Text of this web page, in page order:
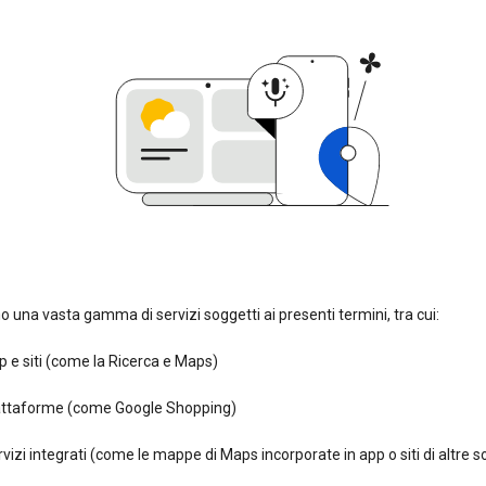
una vasta gamma di servizi soggetti ai presenti termini, tra cui:
e siti (come la Ricerca e Maps)
(come Google Shopping)
integrati (come le mappe di Maps incorporate in app o siti di altre